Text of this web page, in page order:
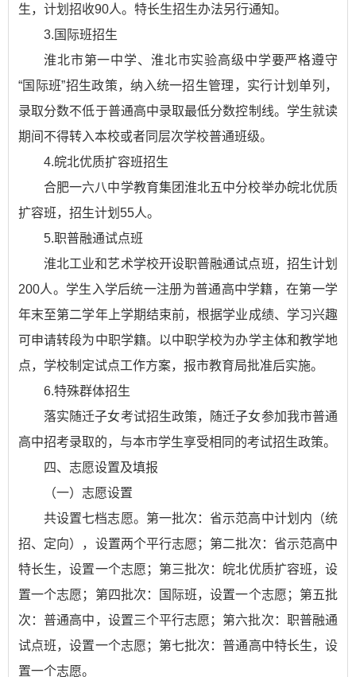
生，计划招收90人。特长生招生办法另行通知。
3.国际班招生
淮北市第一中学、淮北市实验高级中学要严格遵守
“国际班”招生政策，纳入统一招生管理，实行计划单列，
录取分数不低于普通高中录取最低分数控制线。学生就读
期间不得转入本校或者同层次学校普通班级。
4.皖北优质扩容班招生
合肥一六八中学教育集团淮北五中分校举办皖北优质
扩容班，招生计划55人。
5.职普融通试点班
淮北工业和艺术学校开设职普融通试点班，招生计划
200人。学生入学后统一注册为普通高中学籍，在第一学
年末至第二学年上学期结束前，根据学业成绩、学习兴趣
可申请转段为中职学籍。以中职学校为办学主体和教学地
点，学校制定试点工作方案，报市教育局批准后实施。
6.特殊群体招生
落实随迁子女考试招生政策，随迁子女参加我市普通
高中招考录取的，与本市学生享受相同的考试招生政策。
四、志愿设置及填报
（一）志愿设置
共设置七档志愿。第一批次：省示范高中计划内（统
招、定向），设置两个平行志愿；第二批次：省示范高中
特长生，设置一个志愿；第三批次：皖北优质扩容班，设
置一个志愿；第四批次：国际班，设置一个志愿；第五批
次：普通高中，设置三个平行志愿；第六批次：职普融通
试点班，设置一个志愿；第七批次：普通高中特长生，设
置一个志愿。